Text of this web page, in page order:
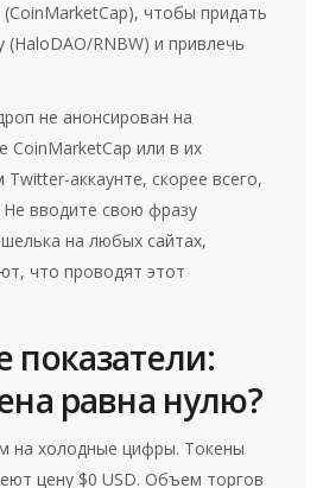
чтобы придать
(HaloDAO/RNBW) и привлечь
не анонсирован на
CoinMarketCap или в их
аккаунте, скорее всего,
Не вводите свою фразу
на любых сайтах,
что проводят этот
равна нулю?
на холодные цифры. Токены
цену $0 USD. Объем торгов